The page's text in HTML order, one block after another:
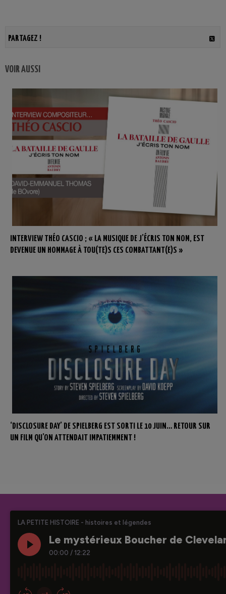
PARTAGEZ !
VOIR AUSSI
INTERVIEW THÉO CASCIO ; « LA MUSIQUE DE J’ÉCRIS TON NOM, EST
DEVENUE UN HOMMAGE À TOU(TE)S CES COMBATTANT(E)S »
‘DISCLOSURE DAY’ DE SPIELBERG EST SORTI LE 10 JUIN… RETOUR SUR
UN FILM QU’ON ATTENDAIT IMPATIEMMENT !